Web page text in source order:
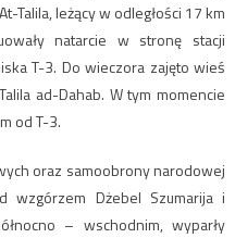
Talila, leżący w odległości 17 km
natarcie w stronę stacji
T-3. Do wieczora zajęto wieś
ad-Dahab. W tym momencie
od T-3.
oraz samoobrony narodowej
wzgórzem Dżebel Szumarija i
– wschodnim, wyparły